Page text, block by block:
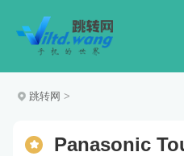
跳转网 >
Panasonic